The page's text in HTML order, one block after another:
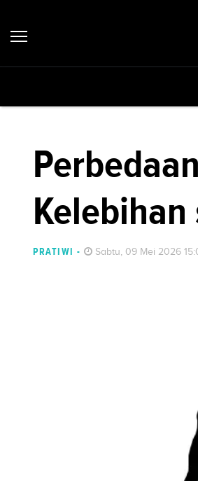
PRATIWI - Sabtu, 09 Mei 2026